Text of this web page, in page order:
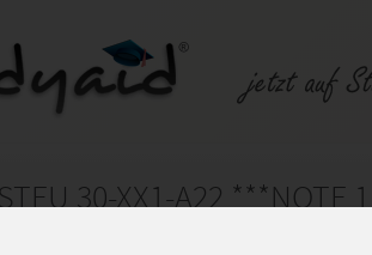
30-XX1-A22 ***NOTE